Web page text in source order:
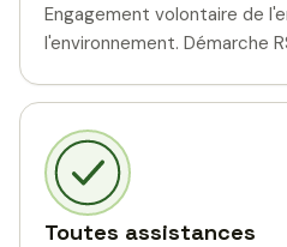
Engagement volontaire de
l'environnement. Démarche
Toutes assistances